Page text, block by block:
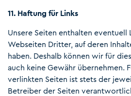
11. Haftung für Links
Unsere Seiten enthalten eventuell
Webseiten Dritter, auf deren
haben. Deshalb können wir für
auch keine Gewähr übernehmen.
verlinkten Seiten ist stets der
Betreiber der Seiten